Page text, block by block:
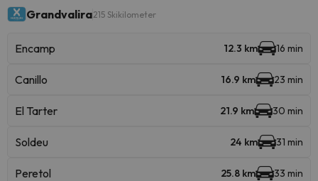
Grandvalira215 Skikilometer
Encamp 12.3 km 16 min
Canillo 16.9 km 23 min
El Tarter 21.9 km 30 min
Soldeu 24 km 31 min
Peretol 25.8 km 33 min